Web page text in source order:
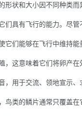
形状和大小因不同种类而
们具有飞行的能力。尽
们能够在飞行中维持能
这意味着它们将卵产在
用于交流、领地宣示、
类的鳞片通常只覆盖在